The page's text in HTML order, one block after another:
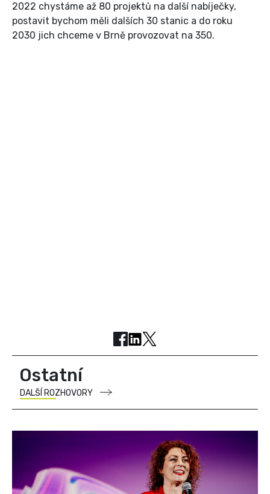
2022 chystáme až 80 projektů na další nabíječky,
postavit bychom měli dalších 30 stanic a do roku
2030 jich chceme v Brně provozovat na 350.
Ostatní
DALŠÍ ROZHOVORY